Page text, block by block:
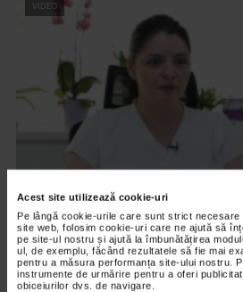
Acest site utilizează cookie-uri
Pe lângă cookie-urile care sunt strict
site web, folosim cookie-uri care ne ajută să
pe site-ul nostru și ajută la îmbunătățirea
ul, de exemplu, făcând rezultatele să fie mai
pentru a măsura performanța site-ului nostru.
instrumente de urmărire pentru a oferi
obiceiurilor dvs. de navigare.
VIDEO
ONCOLOGIE
Testul FIT – instrumentul
cancerului de colon
2.318 vizualizari